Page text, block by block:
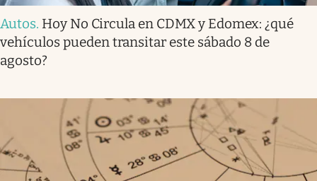
Autos. Hoy No Circula en CDMX y Edomex: ¿qué
vehículos pueden transitar este sábado 8 de
agosto?